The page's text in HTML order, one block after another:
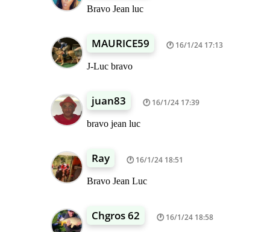
Bravo Jean luc
MAURICE59 16/1/24 17:13
J-Luc bravo
juan83 16/1/24 17:39
bravo jean luc
Ray 16/1/24 18:51
Bravo Jean Luc
Chgros 62 16/1/24 18:58